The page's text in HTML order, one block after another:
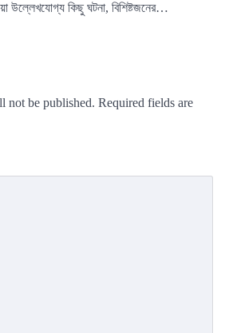
উল্লেখযোগ্য কিছু ঘটনা, বিশিষ্টজনের…
not be published. Required fields are